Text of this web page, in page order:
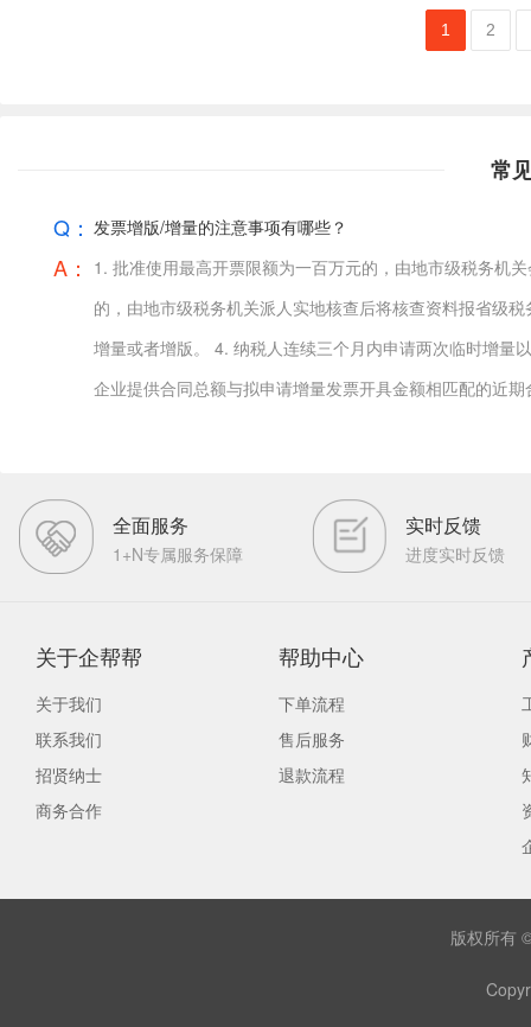
1 2
常
Q： 发票增版/增量的注意事项有哪些？
A：
1. 批准使用最高开票限额为一百万元的，由地市级税务机
的，由地市级税务机关派人实地核查后将核查资料报省级
增量或者增版。 4. 纳税人连续三个月内申请两次临时增量
企业提供合同总额与拟申请增量发票开具金额相匹配的近
全面服务
1+N专属服务保障
实时反馈
进度实时反馈
关于企帮帮
关于我们
联系我们
招贤纳士
商务合作
帮助中心
下单流程
售后服务
退款流程
版权所有